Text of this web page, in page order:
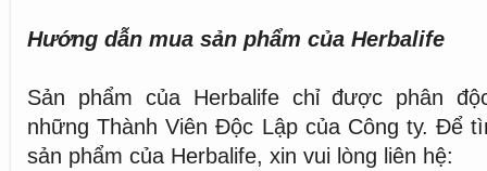
Hướng dẫn mua sản phẩm của Herbalife
Sản phẩm của Herbalife chỉ được phân
những Thành Viên Độc Lập của Công ty. Để
sản phẩm của Herbalife, xin vui lòng liên hệ: